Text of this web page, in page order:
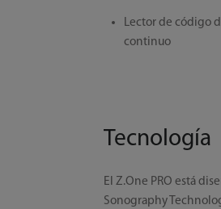
Lector de código
continuo
Tecnología
El Z.One PRO está
Sonography